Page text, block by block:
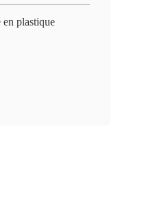
plastique